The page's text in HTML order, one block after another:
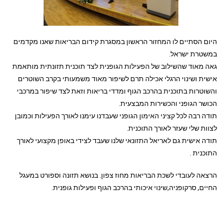
היום הסתיים לו המחזור הראשון במסגרת קידום הבריאות שאנו מקדמים
במשטרת ישראל.
גאה מאוד שהשילוב של הפעילות הגופנית לצד תוכנית תזונתית מותאמת
אישית ושינוי הרגלי אכילה תרם לשיפור מאוד משמעותי בקרב השוטרים
והשוטרות בתוכנית בהרכב הגוף ומדדי בריאות וזאת לצד שיפור במרכבי
הכושר הגופני והכשירות המבצעית.
תודה רבה לכל קציני האימון הגופני שעבדנו עימנו לאורך הפעילות וכמובן
לצוות שלי שעזר לאורך התוכנית.
תודה אישית גם לאריאל התזונאי שלנו שעבד לצידי באופן מקצועי לאורך
התוכנית .
הרצאה לעובדי לשכת הבריאות מחוז צפון. בנושא תזונה וספורט במעגל
החיים, סרקופניה,שינוי איכותי בהרכב הגוף ופעילות גופנית.